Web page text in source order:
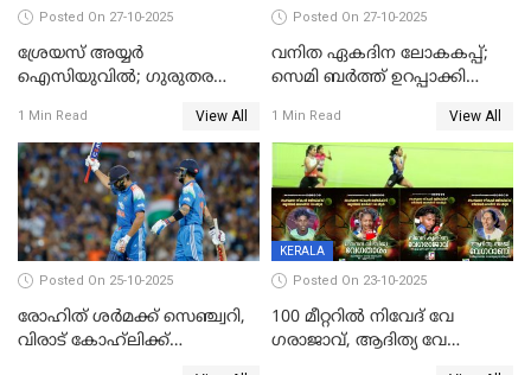
Posted On 27-10-2025
ശ്രേയസ് അയ്യര്‍
ഐസിയുവില്‍; ഗുരുതര
1 Min Read View All
Posted On 27-10-2025
വനിത ഏകദിന ലോകകപ്പ്;
സെമി ബര്‍ത്ത് ഉറപ്പാക്കി
1 Min Read View All
Posted On 25-10-2025
രോഹിത് ശർമക്ക് സെഞ്ച്വറി,
വിരാട് കോഹ്‍ലിക്ക്
KERALA
Posted On 23-10-2025
100 മീറ്ററിൽ നിവേദ് വേ​
ഗരാജാവ്, ആദിത്യ വേ​